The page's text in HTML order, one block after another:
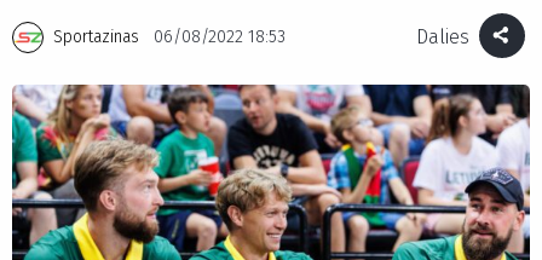
Sportazinas 06/08/2022 18:53 Dalies